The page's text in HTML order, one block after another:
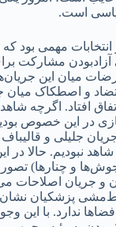
است.
از همین رو انتخابات مهمی
مشارکت
میان این جریان‌ها
تضاد و اصطکاک میان
افتاد. اگرچه
در این خصوص
جلیلی و قالیباف
نبودیم. حالا در
و چنارها) تصور
و جریان اصلاحات
خط‌مشی پزشکیان
ندارد. با این